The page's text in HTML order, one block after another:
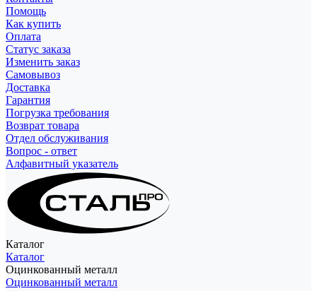
Помощь
Как купить
Оплата
Статус заказа
Изменить заказ
Самовывоз
Доставка
Гарантия
Погрузка требования
Возврат товара
Отдел обслуживания
Вопрос - ответ
Алфавитный указатель
Каталог
Каталог
Оцинкованный металл
Оцинкованный металл